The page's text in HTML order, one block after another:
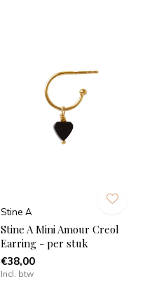
Stine A
Stine A Mini Amour Creol
Earring - per stuk
€38,00
Incl. btw